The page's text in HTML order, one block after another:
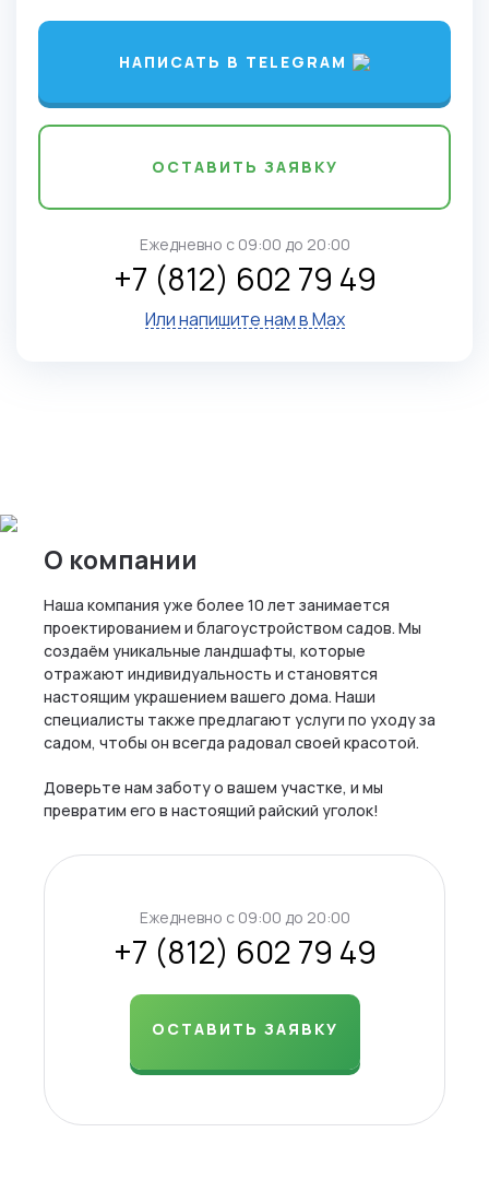
НАПИСАТЬ В TELEGRAM
ОСТАВИТЬ ЗАЯВКУ
Ежедневно c 09:00 до 20:00
+7 (812) 602 79 49
Или напишите нам в Max
О компании
Наша компания уже более 10 лет занимается
проектированием и благоустройством садов. Мы
создаём уникальные ландшафты, которые
отражают индивидуальность и становятся
настоящим украшением вашего дома. Наши
специалисты также предлагают услуги по уходу за
садом, чтобы он всегда радовал своей красотой.
Доверьте нам заботу о вашем участке, и мы
превратим его в настоящий райский уголок!
Ежедневно c 09:00 до 20:00
+7 (812) 602 79 49
ОСТАВИТЬ ЗАЯВКУ